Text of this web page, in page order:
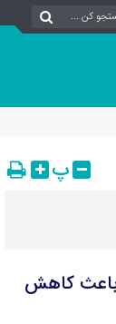
پ
باعث کاهش